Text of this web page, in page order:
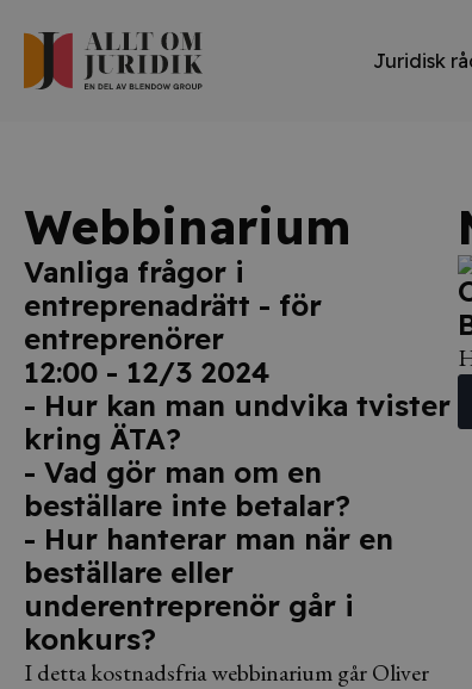
Juridisk
Webbinarium
Vanliga frågor i
entreprenadrätt - för
entreprenörer
12:00 - 12/3 2024
- Hur kan man undvika tvister
kring ÄTA?
- Vad gör man om en
beställare inte betalar?
- Hur hanterar man när en
beställare eller
underentreprenör går i
konkurs?
I detta kostnadsfria webbinarium går Oliver